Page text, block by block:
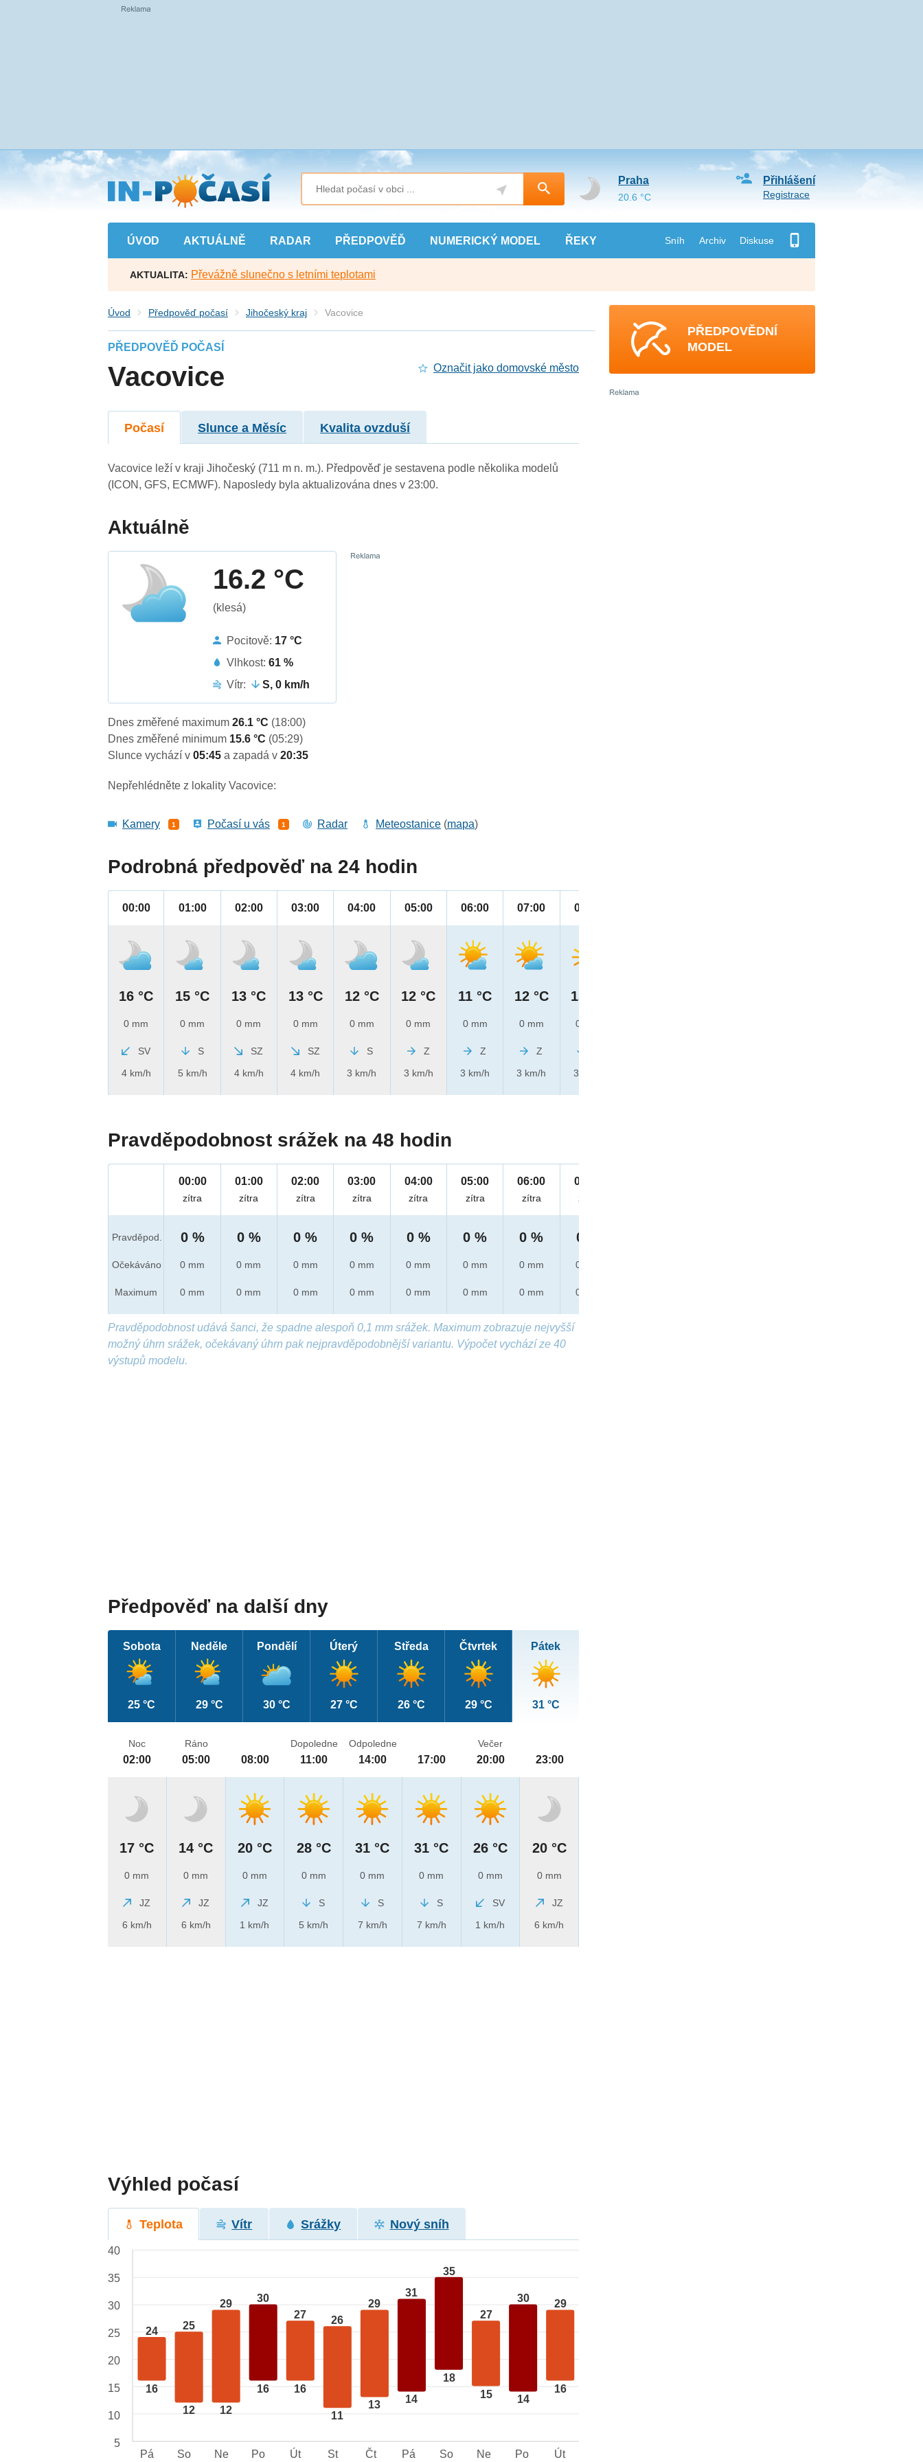
Přejít
na
hlavní
obsah
ÚVOD AKTUÁLNĚ RADAR PŘEDPOVĚĎ NUMERICKÝ MODEL ŘEKY Sníh Archiv Diskuse
Přihlášení
Registrace
Praha
20.6 °C
AKTUALITA: Převážně slunečno s letními teplotami
Úvod Předpověď počasí Jihočeský kraj Vacovice
PŘEDPOVĚĎ POČASÍ
Vacovice Označit jako domovské město
Počasí Slunce a Měsíc Kvalita ovzduší
Vacovice leží v kraji Jihočeský (711 m n. m.). Předpověď je sestavena podle několika modelů
(ICON, GFS, ECMWF). Naposledy byla aktualizována dnes v 23:00.
Aktuálně
16.2 °C
(klesá)
Pocitově: 17 °C
Vlhkost:61 %
Vítr:
S, 0 km/h
Dnes změřené maximum26.1 °C (18:00)
Dnes změřené minimum 15.6 °C (05:29)
Slunce vychází v05:45a zapadá v20:35
Nepřehlédněte z lokality Vacovice:
Kamery 1 Počasí u vás 1 Radar Meteostanice (mapa)
Podrobná předpověď na 24 hodin
00:00
16 °C
0 mm
SV
4 km/h
01:00
15 °C
0 mm
S
5 km/h
02:00
13 °C
0 mm
SZ
4 km/h
03:00
13 °C
0 mm
SZ
4 km/h
04:00
12 °C
0 mm
S
3 km/h
05:00
12 °C
0 mm
Z
3 km/h
06:00
11 °C
0 mm
Z
3 km/h
07:00
12 °C
0 mm
Z
3 km/h
08:00
15 °C
0 mm
3 km/h
Pravděpodobnost srážek na 48 hodin
Pravděpod.
Očekáváno
Maximum
00:00
zítra
0 %
0 mm
0 mm
01:00
zítra
0 %
0 mm
0 mm
02:00
zítra
0 %
0 mm
0 mm
03:00
zítra
0 %
0 mm
0 mm
04:00
zítra
0 %
0 mm
0 mm
05:00
zítra
0 %
0 mm
0 mm
06:00
zítra
0 %
0 mm
0 mm
07:00
zítra
0 %
0 mm
0 mm
Pravděpodobnost udává šanci, že spadne alespoň 0,1 mm srážek. Maximum zobrazuje nejvyšší
možný úhrn srážek, očekávaný úhrn pak nejpravděpodobnější variantu. Výpočet vychází ze 40
výstupů modelu.
Předpověď na další dny
Sobota
25 °C
Neděle
29 °C
Pondělí
30 °C
Úterý
27 °C
Středa
26 °C
Čtvrtek
29 °C
Pátek
31 °C
Noc
02:00
17 °C
0 mm
JZ
6 km/h
Ráno
05:00
14 °C
0 mm
JZ
6 km/h
08:00
20 °C
0 mm
JZ
1 km/h
Dopoledne
11:00
28 °C
0 mm
S
5 km/h
Odpoledne
14:00
31 °C
0 mm
S
7 km/h
17:00
31 °C
0 mm
S
7 km/h
Večer
20:00
26 °C
0 mm
SV
1 km/h
23:00
20 °C
0 mm
JZ
6 km/h
Výhled počasí
Teplota Vítr Srážky Nový sníh
24
16
25
12
29
12
30
16
27
16
26
11
29
13
31
14
35
18
27
15
30
14
29
16
40
35
30
25
20
15
10
5
Pá
So Ne Po Út St Čt Pá So Ne Po Út
PŘEDPOVĚDNÍ
MODEL